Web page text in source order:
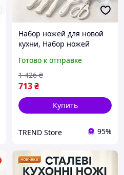
Набор ножей для новой
кухни, Набор ножей
Профессиональные ножи
для домашней кухни FC-
84
Готово к отправке
713₴
1 426 ₴
Купить
TREND Store 95%